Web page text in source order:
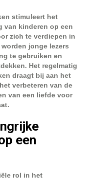
stimuleert het
van kinderen op een
zich te verdiepen in
jonge lezers
te gebruiken en
Het regelmatig
draagt bij aan het
verbeteren van de
van een liefde voor
een
rol in het